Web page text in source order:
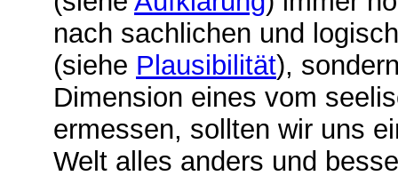
nach sachlichen und
(siehe Plausibilität),
Dimension eines vom
ermessen, sollten wir uns
Welt alles anders und